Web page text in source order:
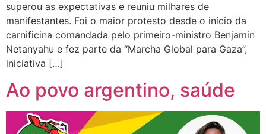
superou as expectativas e reuniu milhares de
manifestantes. Foi o maior protesto desde o início da
carnificina comandada pelo primeiro-ministro Benjamin
Netanyahu e fez parte da “Marcha Global para Gaza”,
iniciativa […]
Ao povo argentino, saúde